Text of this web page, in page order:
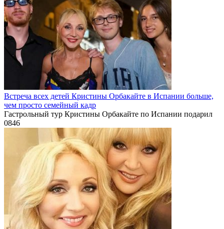
Встреча всех детей Кристины Орбакайте в Испании больше,
чем просто семейный кадр
Гастрольный тур Кристины Орбакайте по Испании подарил
0846